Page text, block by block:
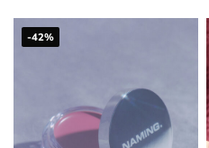
-42%